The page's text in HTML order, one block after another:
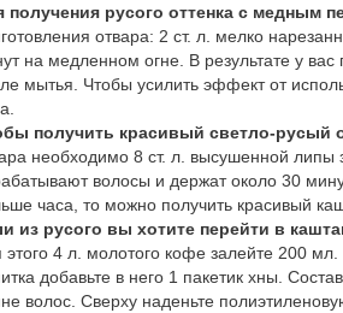
получения русого оттенка с медным
отвара: 2 ст. л. мелко
на медленном огне. В результате у
мытья. Чтобы усилить эффект от
получить красивый светло-русый
необходимо 8 ст. л. высушенной липы
волосы и держат около 30
часа, то можно получить красивый
из русого вы хотите перейти в
этого 4 л. молотого кофе залейте 200
добавьте в него 1 пакетик хны.
волос. Сверху наденьте